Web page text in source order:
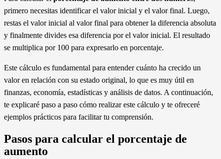
primero necesitas identificar el valor inicial y el valor final. Luego,
restas el valor inicial al valor final para obtener la diferencia absoluta
y finalmente divides esa diferencia por el valor inicial. El resultado
se multiplica por 100 para expresarlo en porcentaje.
Este cálculo es fundamental para entender cuánto ha crecido un
valor en relación con su estado original, lo que es muy útil en
finanzas, economía, estadísticas y análisis de datos. A continuación,
te explicaré paso a paso cómo realizar este cálculo y te ofreceré
ejemplos prácticos para facilitar tu comprensión.
Pasos para calcular el porcentaje de
aumento